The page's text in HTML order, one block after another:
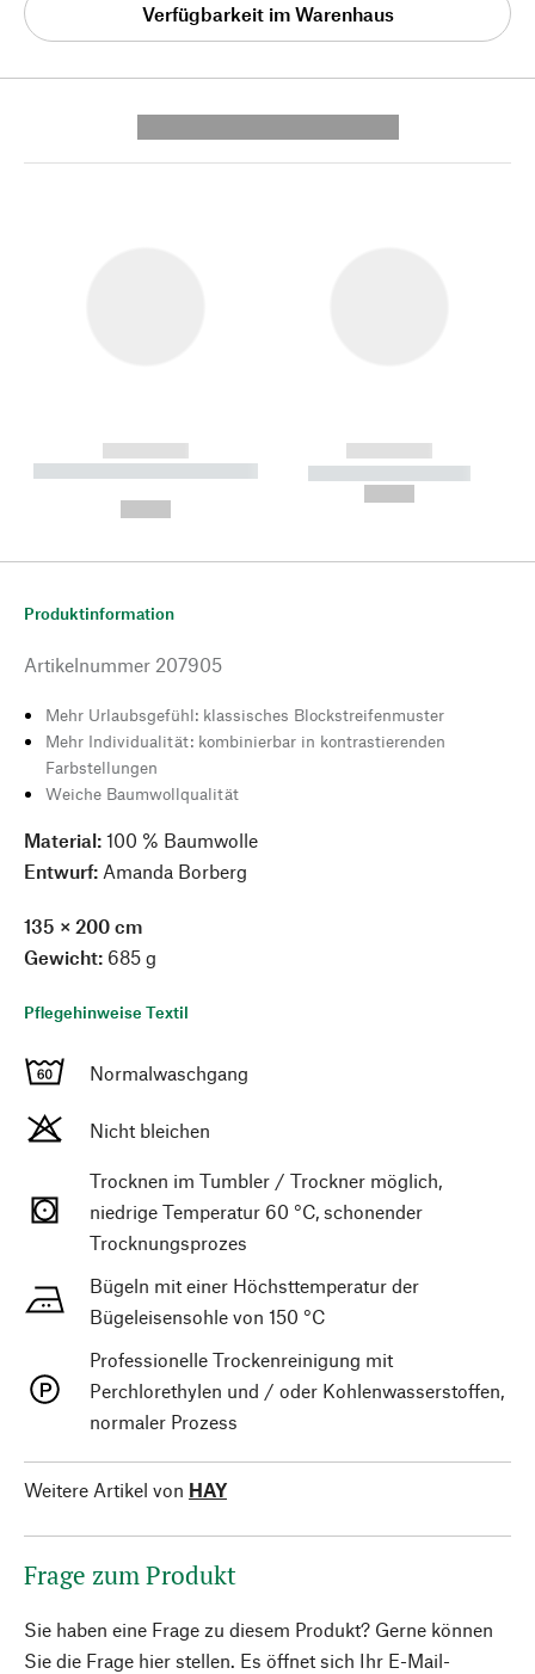
Verfügbarkeit im Warenhaus
------------
----------- ----------- --------
------------
----------- -----------
Produktinformation
Artikelnummer 207905
Mehr Urlaubsgefühl: klassisches Blockstreifenmuster
Mehr Individualität: kombinierbar in kontrastierenden
Farbstellungen
Weiche Baumwollqualität
Material: 100 % Baumwolle
Entwurf: Amanda Borberg
135 × 200 cm
Gewicht: 685 g
Pflegehinweise Textil
Normalwaschgang
Nicht bleichen
Trocknen im Tumbler / Trockner möglich,
niedrige Temperatur 60 °C, schonender
Trocknungsprozes
Bügeln mit einer Höchsttemperatur der
Bügeleisensohle von 150 °C
Professionelle Trockenreinigung mit
Perchlorethylen und / oder Kohlenwasserstoffen,
normaler Prozess
Weitere Artikel von HAY
Frage zum Produkt
Sie haben eine Frage zu diesem Produkt? Gerne können
Sie die Frage hier stellen. Es öffnet sich Ihr E-Mail-